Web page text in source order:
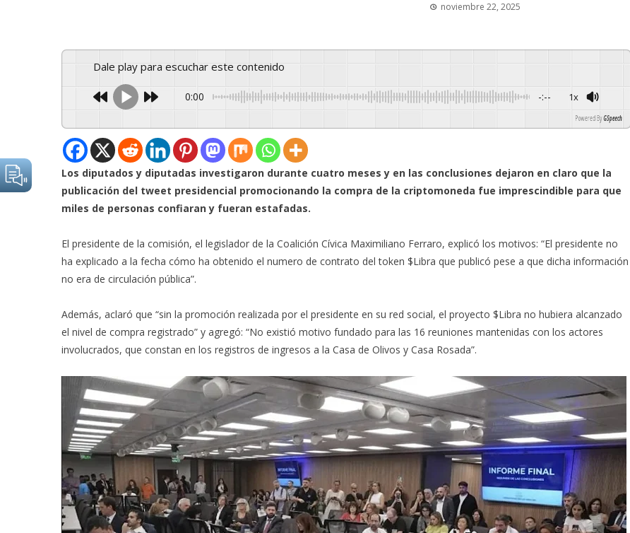
noviembre 22, 2025
Dale play para escuchar este contenido
0:00 -:-- 1x
Powered By GSpeech
Los diputados y diputadas investigaron durante cuatro meses y en las conclusiones dejaron en claro que la
publicación del tweet presidencial promocionando la compra de la criptomoneda fue imprescindible para que
miles de personas confiaran y fueran estafadas.
El presidente de la comisión, el legislador de la Coalición Cívica Maximiliano Ferraro, explicó los motivos: “El presidente no
ha explicado a la fecha cómo ha obtenido el numero de contrato del token $Libra que publicó pese a que dicha información
no era de circulación pública”.
Además, aclaró que “sin la promoción realizada por el presidente en su red social, el proyecto $Libra no hubiera alcanzado
el nivel de compra registrado” y agregó: “No existió motivo fundado para las 16 reuniones mantenidas con los actores
involucrados, que constan en los registros de ingresos a la Casa de Olivos y Casa Rosada”.